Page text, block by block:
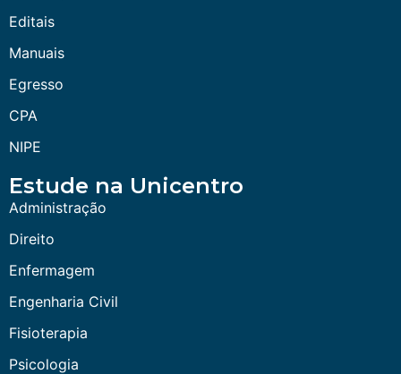
Editais
Manuais
Egresso
CPA
NIPE
Estude na Unicentro
Administração
Direito
Enfermagem
Engenharia Civil
Fisioterapia
Psicologia